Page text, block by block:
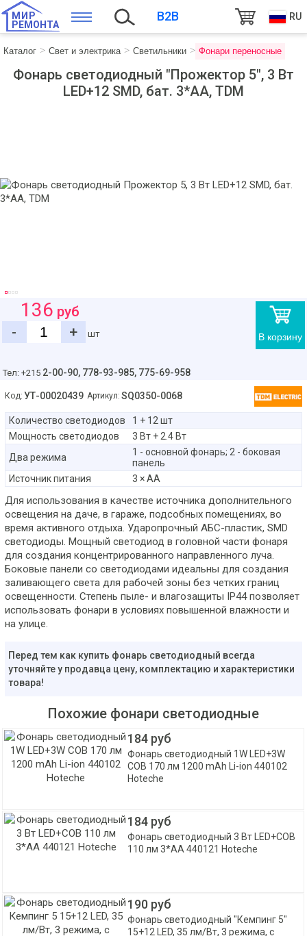
МИР
РЕМОНТА
B2B RU
Каталог Свет и электрика Светильники Фонари переносные
Фонарь светодиодный "Прожектор 5", 3 Вт
LED+12 SMD, бат. 3*АА, TDM
В корзину
136 руб
-
+ шт
Тел: +215 2-00-90, 778-93-985, 775-69-958
Код: УТ-00020439 Артикул: SQ0350-0068
Количество светодиодов
1 + 12 шт
Мощность светодиодов
3 Вт + 2.4 Вт
Два режима
1 - основной фонарь; 2 - боковая
панель
Источник питания
3 × АА
Для использования в качестве источника дополнительного
освещения на даче, в гараже, подсобных помещениях, во
время активного отдыха. Ударопрочный АБС-пластик, SMD
светодиоды. Мощный светодиод в головной части фонаря
для создания концентрированного направленного луча.
Боковые панели со светодиодами идеальны для создания
заливающего света для рабочей зоны без четких границ
освещенности. Степень пыле- и влагозащиты IP44 позволяет
использовать фонари в условиях повышенной влажности и
на улице.
Перед тем как купить фонарь светодиодный всегда
уточняйте у продавца цену, комплектацию и характеристики
товара!
Похожие фонари светодиодные
184 руб
Фонарь светодиодный 1W LED+3W
COB 170 лм 1200 mAh Li-ion 440102
Hoteche
184 руб
Фонарь светодиодный 3 Вт LED+COB
110 лм 3*AA 440121 Hoteche
190 руб
Фонарь светодиодный "Кемпинг 5"
15+12 LED, 35 лм/Вт, 3 режима, с